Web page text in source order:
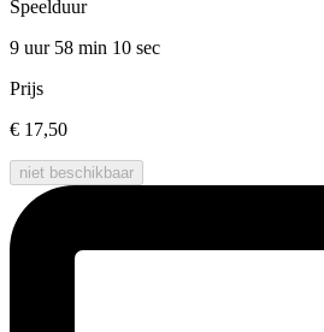
Speelduur
9 uur 58 min 10 sec
Prijs
€ 17,50
niet beschikbaar